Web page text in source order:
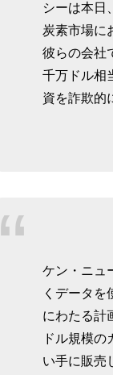
シーは本日
炭素市場に
彼らの会社
千万ドル相
資を詐欺的
ケン・ニュ
くデータを
にわたる計
ドル規模
い手に販売